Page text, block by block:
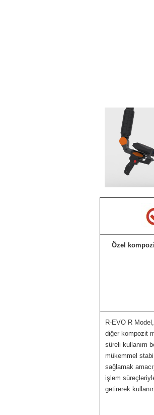
Özel
R-EVO R
diğer kompozit
süreli kullanım
mükemmel
sağlamak
işlem
getirerek kullanır.